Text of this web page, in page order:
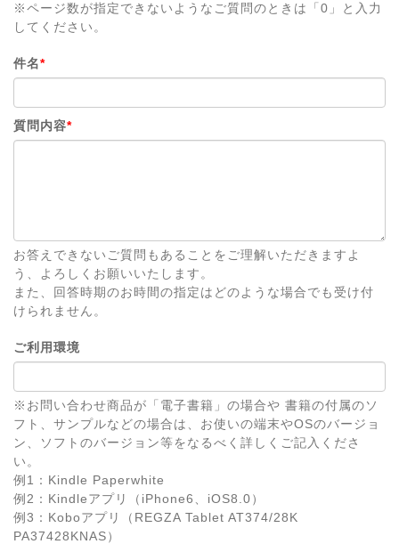
※ページ数が指定できないようなご質問のときは「0」と入力
してください。
件名*
質問内容*
お答えできないご質問もあることをご理解いただきますよ
う、よろしくお願いいたします。
また、回答時期のお時間の指定はどのような場合でも受け付
けられません。
ご利用環境
※お問い合わせ商品が「電子書籍」の場合や 書籍の付属のソ
フト、サンプルなどの場合は、お使いの端末やOSのバージョ
ン、ソフトのバージョン等をなるべく詳しくご記入くださ
い。
例1：Kindle Paperwhite
例2：Kindleアプリ（iPhone6、iOS8.0）
例3：Koboアプリ（REGZA Tablet AT374/28K
PA37428KNAS）